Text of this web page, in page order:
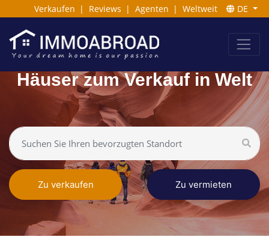
Verkaufen | Reviews | Agenten | Weltweit DE
Häuser zum Verkauf in Welt
Zu verkaufen Zu vermieten